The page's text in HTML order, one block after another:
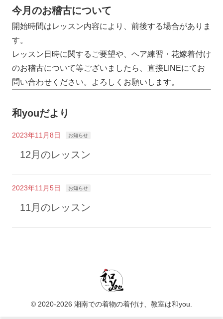
今月のお稽古について
開始時間はレッスン内容により、前後する場合がありま
す。
レッスン日時に関するご要望や、ヘア練習・花嫁着付け
のお稽古について等ございましたら、直接LINEにてお
問い合わせください。よろしくお願いします。
和youだより
2023年11月8日 お知らせ
12月のレッスン
2023年11月5日 お知らせ
11月のレッスン
© 2020-2026 湘南での着物の着付け、教室は和you.